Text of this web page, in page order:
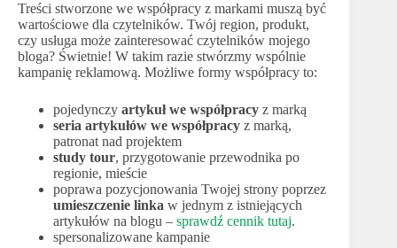
Treści stworzone we współpracy z markami muszą być
wartościowe dla czytelników. Twój region, produkt,
czy usługa może zainteresować czytelników mojego
bloga? Świetnie! W takim razie stwórzmy wspólnie
kampanię reklamową. Możliwe formy współpracy to:
pojedynczy artykuł we współpracy z marką
seria artykułów we współpracy z marką,
patronat nad projektem
study tour, przygotowanie przewodnika po
regionie, mieście
poprawa pozycjonowania Twojej strony poprzez
umieszczenie linka w jednym z istniejących
artykułów na blogu – sprawdź cennik tutaj.
spersonalizowane kampanie